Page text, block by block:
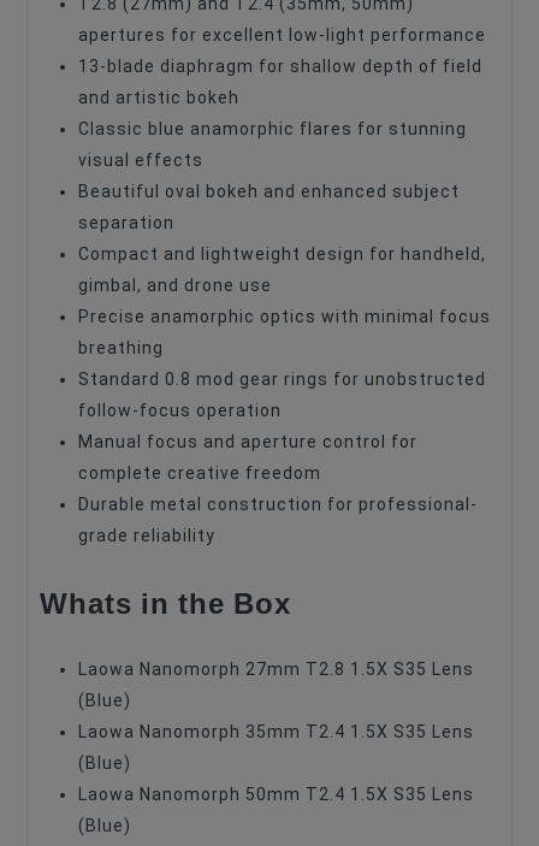
apertures for excellent low-light performance
13-blade diaphragm for shallow depth of field
and artistic bokeh
Classic blue anamorphic flares for stunning
visual effects
Beautiful oval bokeh and enhanced subject
separation
Compact and lightweight design for handheld,
gimbal, and drone use
Precise anamorphic optics with minimal focus
breathing
Standard 0.8 mod gear rings for unobstructed
follow-focus operation
Manual focus and aperture control for
complete creative freedom
Durable metal construction for professional-
grade reliability
Whats in the Box
Laowa Nanomorph 27mm T2.8 1.5X S35 Lens
(Blue)
Laowa Nanomorph 35mm T2.4 1.5X S35 Lens
(Blue)
Laowa Nanomorph 50mm T2.4 1.5X S35 Lens
(Blue)